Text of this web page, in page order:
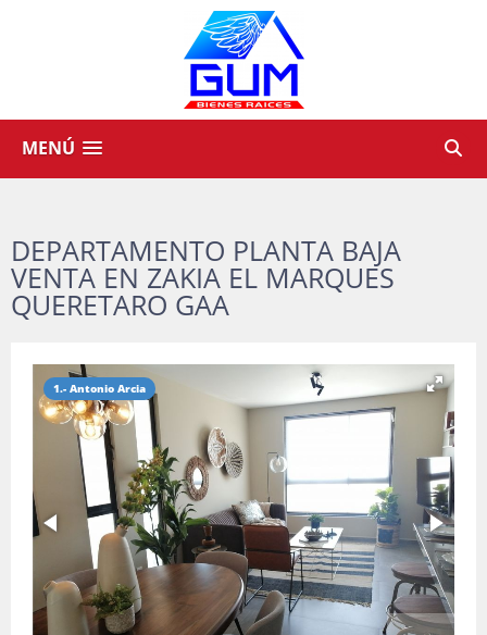
MENÚ
DEPARTAMENTO PLANTA BAJA
VENTA EN ZAKIA EL MARQUES
QUERETARO GAA
1.- Antonio Arcia